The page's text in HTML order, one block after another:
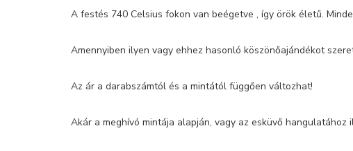
A festés 740 Celsius fokon van beégetve , így örök életű.
Amennyiben ilyen vagy ehhez hasonló köszönőajándékot
Az ár a darabszámtól és a mintától függően változhat!
Akár a meghívó mintája alapján, vagy az esküvő